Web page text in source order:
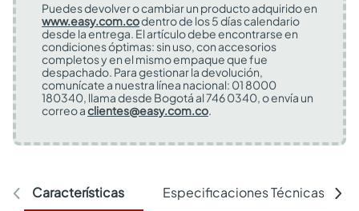
Puedes devolver o cambiar un producto adquirido en
www.easy.com.codentro de los 5 días calendario
desde la entrega. El artículo debe encontrarse en
condiciones óptimas: sin uso, con accesorios
completos y en el mismo empaque que fue
despachado. Para gestionar la devolución,
comunícate a nuestra línea nacional: 01 8000
180340, llama desde Bogotá al 746 0340, o envía un
correo aclientes@easy.com.co.
Características Especificaciones Técnicas